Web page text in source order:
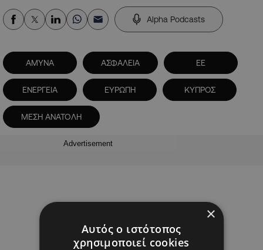
Alpha Podcasts
ΑΜΥΝΑ ΑΣΦΑΛΕΙΑ ΕΕ
ΕΝΕΡΓΕΙΑ ΕΥΡΩΠΗ ΚΥΠΡΟΣ
ΜΕΣΗ ΑΝΑΤΟΛΗ
Advertisement
×
Αυτός ο ιστότοπος
χρησιμοποιεί cookies